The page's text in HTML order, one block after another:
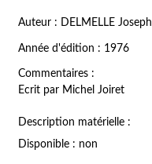
Auteur : DELMELLE Joseph
Année d'édition : 1976
Commentaires :
Ecrit par Michel Joiret
Description matérielle :
Disponible : non